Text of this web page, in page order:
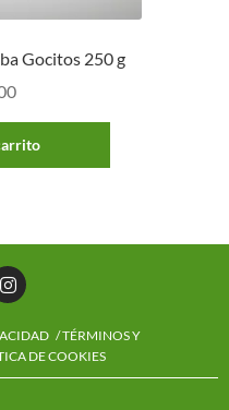
Gocitos 250 g
/ TÉRMINOS Y
DE COOKIES